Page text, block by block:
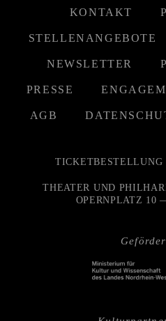
KONTAKT
STELLENANGEBOTE
NEWSLETTER
PRESSE
AGB
TICKETBESTELLUNG
THEATER UND
OPERNPLATZ 10